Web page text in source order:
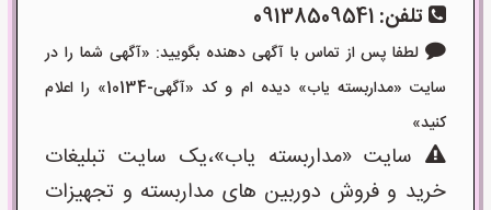
تلفن: 09138509541
لطفا پس از تماس با آگهی دهنده بگویید: «آگهی شما را در
سایت «مداربسته یاب» دیده ام و کد «آگهی-10134» را اعلام
کنید»
سایت «مداربسته یاب»،یک سایت تبلیغات
خرید و فروش دوربین های مداربسته و تجهیزات